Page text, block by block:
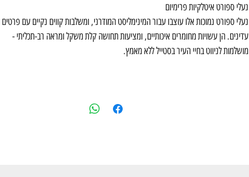
נעלי ספורט איטלקיות פרימיום
נעלי ספורט נמוכות אלו עוצבו עבור המינימליסט המודרני, ומשלבות קווים נקיים עם פרטים
עדינים. הן עשויות מחומרים איכותיים, ומציעות תחושה קלת משקל ומראה רב-תכליתי -
מושלמות לניווט בחיי העיר בסטייל ללא מאמץ.